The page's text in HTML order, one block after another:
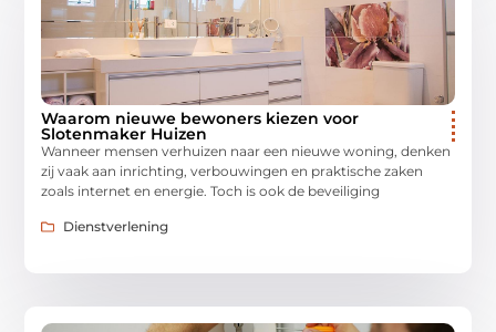
Waarom nieuwe bewoners kiezen voor
Slotenmaker Huizen
Wanneer mensen verhuizen naar een nieuwe woning, denken
zij vaak aan inrichting, verbouwingen en praktische zaken
zoals internet en energie. Toch is ook de beveiliging
Dienstverlening